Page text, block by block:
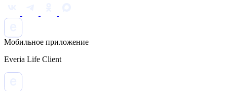
Мобильное приложение
Everia Life Client